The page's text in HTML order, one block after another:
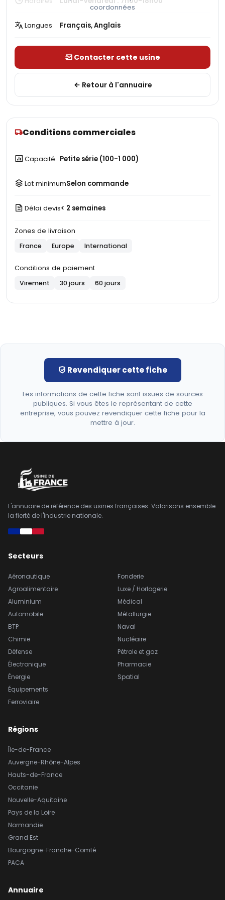
coordonnées
Langues Français, Anglais
Contacter cette usine
Retour à l'annuaire
Conditions commerciales
Capacité Petite série (100-1 000)
Lot minimumSelon commande
Délai devis< 2 semaines
Zones de livraison
France Europe International
Conditions de paiement
Virement 30 jours 60 jours
Revendiquer cette fiche
Les informations de cette fiche sont issues de sources
publiques. Si vous êtes le représentant de cette
entreprise, vous pouvez revendiquer cette fiche pour la
mettre à jour.
L'annuaire de référence des usines françaises. Valorisons ensemble
la fierté de l'industrie nationale.
Secteurs
Aéronautique
Agroalimentaire
Aluminium
Automobile
BTP
Chimie
Défense
Électronique
Énergie
Équipements
Ferroviaire
Fonderie
Luxe / Horlogerie
Médical
Métallurgie
Naval
Nucléaire
Pétrole et gaz
Pharmacie
Spatial
Régions
Île-de-France
Auvergne-Rhône-Alpes
Hauts-de-France
Occitanie
Nouvelle-Aquitaine
Pays de la Loire
Normandie
Grand Est
Bourgogne-Franche-Comté
PACA
Annuaire